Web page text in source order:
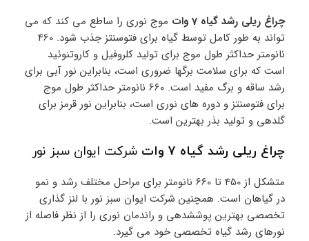
چراغ ریلی رشد گیاه 7 وات
موج نوری را ساطع می کند که می
تواند به طور کامل توسط گیاه برای فتوسنتز جذب شود. 460
نانومتر حداکثر طول موج برای تولید کلروفیل و کاروتنوئید
است که برای سلامت برگها ضروری است، بنابراین نور آبی برای
رشد ساقه و برگ مفید است. 660 نانومتر حداکثر طول موج
برای فتوسنتز و دوره های نوری است، بنابراین نور قرمز برای
گلدهی و تولید بذر بهترین است.
چراغ ریلی رشد گیاه 7 وات شرکت ایوان سبز نور
متشکل از 450 تا 660 نانومتر برای مراحل مختلف رشد و نمو
در گیاهان است. همچنین شرکت ایوان سبز نور با لنز گذاری
تخصصی بهترین پوششدهی و راندمان نوری را از نظر فاصله از
نورهای رشد گیاه تخصصی خود می گیرد.